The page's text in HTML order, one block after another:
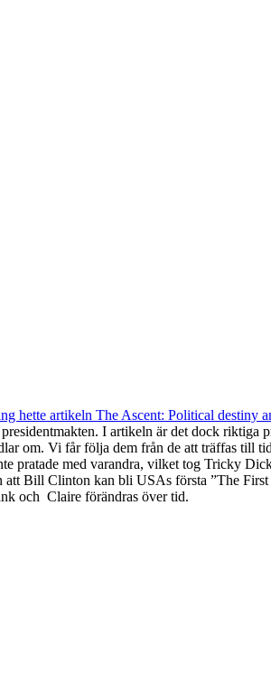
hette artikeln The Ascent: Political destiny
I artikeln är det dock riktiga
om. Vi får följa dem från de att träffas till
pratade med varandra, vilket tog Tricky
Bill Clinton kan bli USAs första ”The
och Claire förändras över tid.